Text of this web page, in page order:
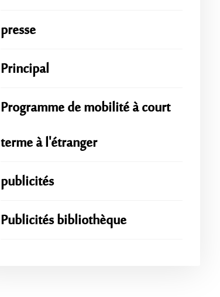
presse
Principal
Programme de mobilité à court
terme à l'étranger
publicités
Publicités bibliothèque